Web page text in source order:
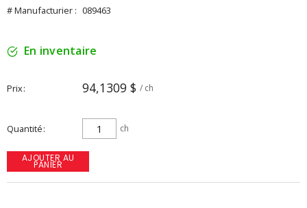
# Manufacturier : 089463
En inventaire
Prix 94,1309 $ / ch
Quantité ch
AJOUTER AU
PANIER